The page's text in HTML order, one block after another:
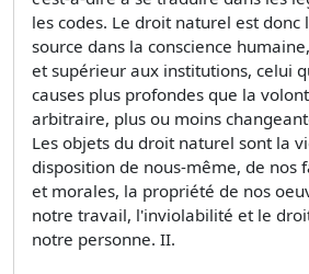
les codes. Le droit naturel est donc
source dans la conscience
et supérieur aux institutions, celui
causes plus profondes que la
arbitraire, plus ou moins
Les objets du droit naturel sont la
disposition de nous-même, de nos
et morales, la propriété de nos
notre travail, l'inviolabilité et le
notre personne. II.